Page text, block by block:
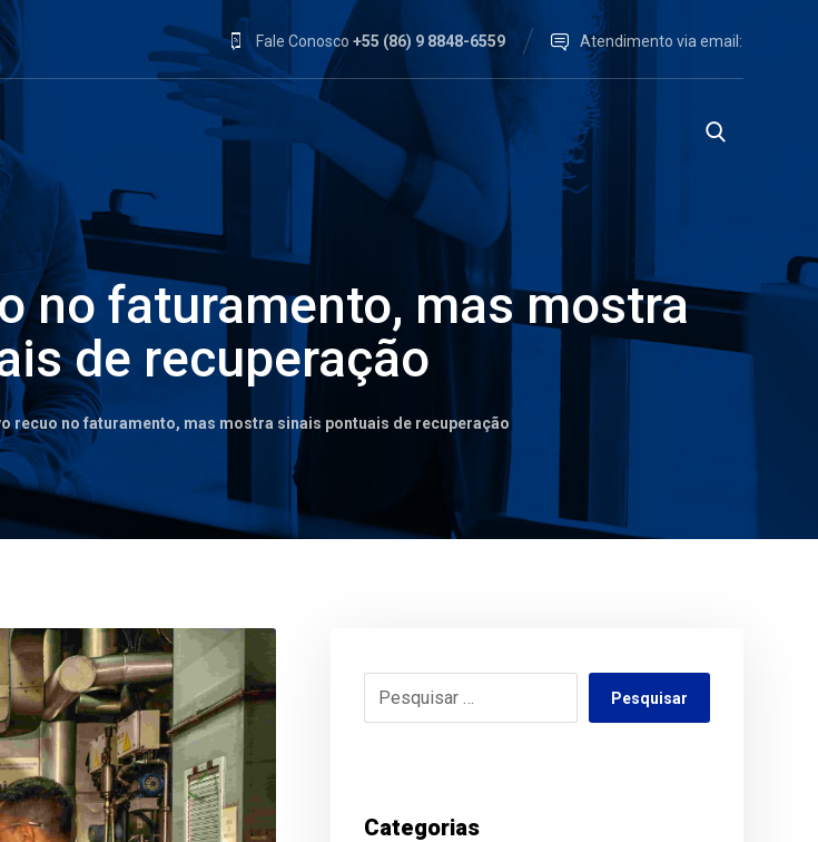
Atendimento via email:
Fale Conosco+55 (86) 9 8848-6559
no faturamento, mas mostra
de recuperação
recuo no faturamento, mas mostra sinais pontuais de recuperação
Pesquisar
Categorias